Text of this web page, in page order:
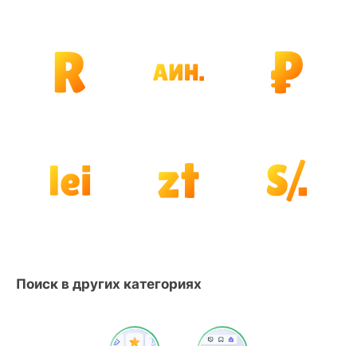
Поиск в других категориях